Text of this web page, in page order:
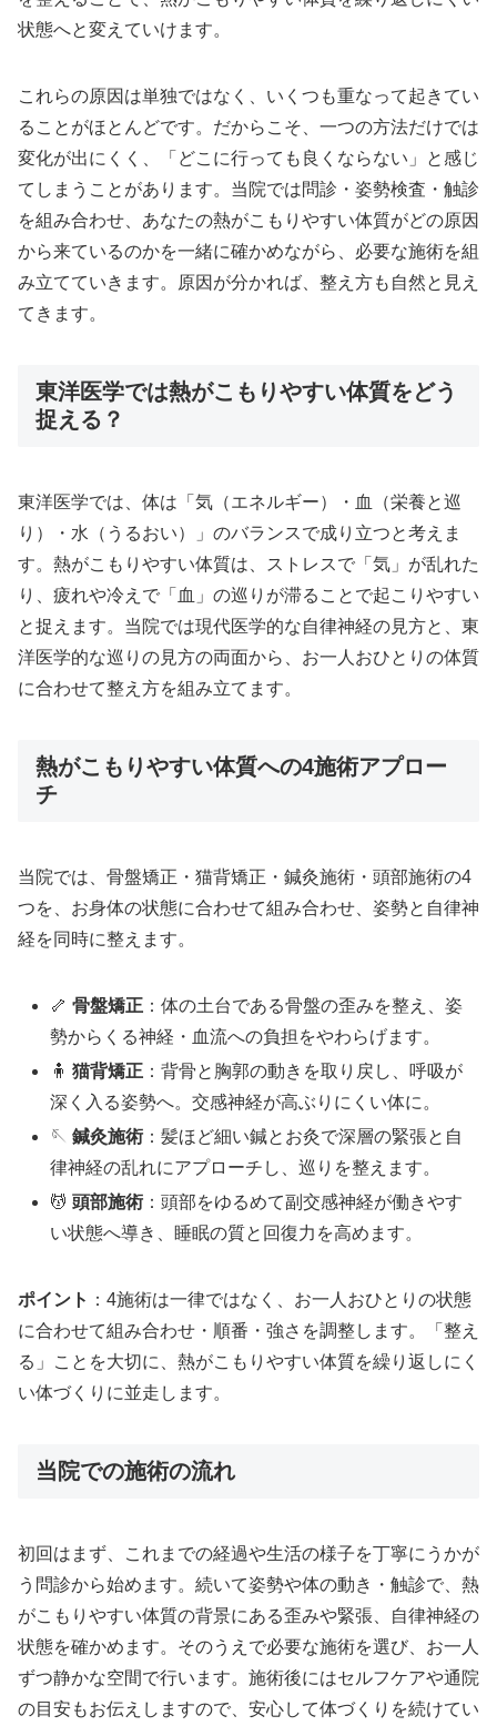
状態へと変えていけます。
これらの原因は単独ではなく、いくつも重なって起きてい
ることがほとんどです。だからこそ、一つの方法だけでは
変化が出にくく、「どこに行っても良くならない」と感じ
てしまうことがあります。当院では問診・姿勢検査・触診
を組み合わせ、あなたの熱がこもりやすい体質がどの原因
から来ているのかを一緒に確かめながら、必要な施術を組
み立てていきます。原因が分かれば、整え方も自然と見え
てきます。
東洋医学では熱がこもりやすい体質をどう
捉える？
東洋医学では、体は「気（エネルギー）・血（栄養と巡
り）・水（うるおい）」のバランスで成り立つと考えま
す。熱がこもりやすい体質は、ストレスで「気」が乱れた
り、疲れや冷えで「血」の巡りが滞ることで起こりやすい
と捉えます。当院では現代医学的な自律神経の見方と、東
洋医学的な巡りの見方の両面から、お一人おひとりの体質
に合わせて整え方を組み立てます。
熱がこもりやすい体質への4施術アプロー
チ
当院では、骨盤矯正・猫背矯正・鍼灸施術・頭部施術の4
つを、お身体の状態に合わせて組み合わせ、姿勢と自律神
経を同時に整えます。
🦴骨盤矯正 ：体の土台である骨盤の歪みを整え、姿
勢からくる神経・血流への負担をやわらげます。
🧍猫背矯正 ：背骨と胸郭の動きを取り戻し、呼吸が
深く入る姿勢へ。交感神経が高ぶりにくい体に。
🪡鍼灸施術 ：髪ほど細い鍼とお灸で深層の緊張と自
律神経の乱れにアプローチし、巡りを整えます。
💆頭部施術 ：頭部をゆるめて副交感神経が働きやす
い状態へ導き、睡眠の質と回復力を高めます。
ポイント ：4施術は一律ではなく、お一人おひとりの状態
に合わせて組み合わせ・順番・強さを調整します。「整え
る」ことを大切に、熱がこもりやすい体質を繰り返しにく
い体づくりに並走します。
当院での施術の流れ
初回はまず、これまでの経過や生活の様子を丁寧にうかが
う問診から始めます。続いて姿勢や体の動き・触診で、熱
がこもりやすい体質の背景にある歪みや緊張、自律神経の
状態を確かめます。そのうえで必要な施術を選び、お一人
ずつ静かな空間で行います。施術後にはセルフケアや通院
の目安もお伝えしますので、安心して体づくりを続けてい